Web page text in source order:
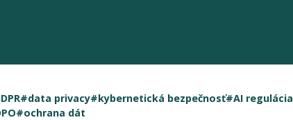
#data privacy#kybernetická bezpečnosť#AI regulácia
#ochrana dát